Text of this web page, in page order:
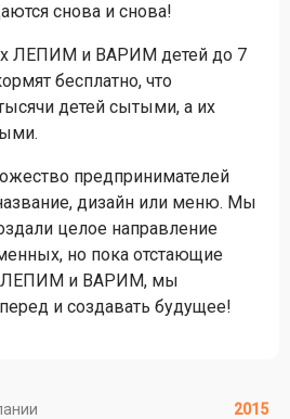
снова и снова!
ЛЕПИМ и ВАРИМ детей до 7
бесплатно, что
детей сытыми, а их
предпринимателей
дизайн или меню. Мы
целое направление
но пока отстающие
ЛЕПИМ и ВАРИМ, мы
и создавать будущее!
2015